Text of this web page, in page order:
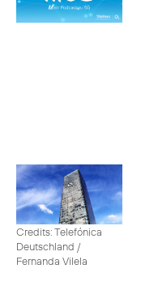
Credits: Telefónica
Deutschland /
Fernanda Vilela